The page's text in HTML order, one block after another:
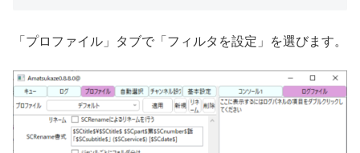
「プロファイル」タブで「フィルタを設定」を選びます。